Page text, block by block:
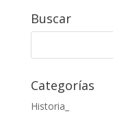
Buscar
Categorías
Historia_